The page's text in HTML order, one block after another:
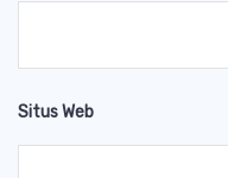
Situs Web